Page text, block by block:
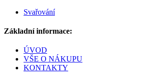
Svařování
Základní informace:
ÚVOD
VŠE O NÁKUPU
KONTAKTY